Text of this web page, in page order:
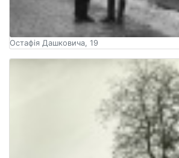
Остафія Дашковича, 19